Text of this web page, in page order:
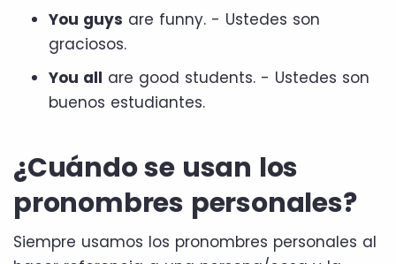
You guys are funny. - Ustedes son
graciosos.
You all are good students. - Ustedes son
buenos estudiantes.
¿Cuándo se usan los
pronombres personales?
Siempre usamos los pronombres personales al